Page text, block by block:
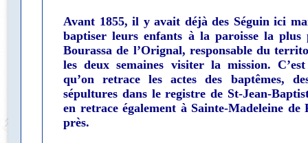
Avant 1855, il y avait déjà des Séguin ici
baptiser leurs enfants à la paroisse la
Bourassa de l’Orignal, responsable du
les deux semaines visiter la mission.
qu’on retrace les actes des baptêmes,
sépultures dans le registre de St-Jean-
en retrace également à Sainte-Madeleine
près.